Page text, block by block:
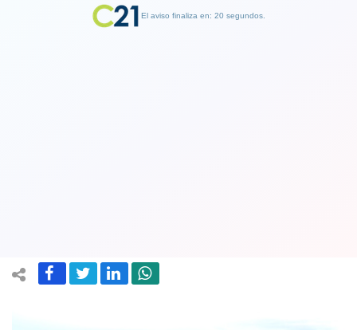
El aviso finaliza en: 19 segundos.